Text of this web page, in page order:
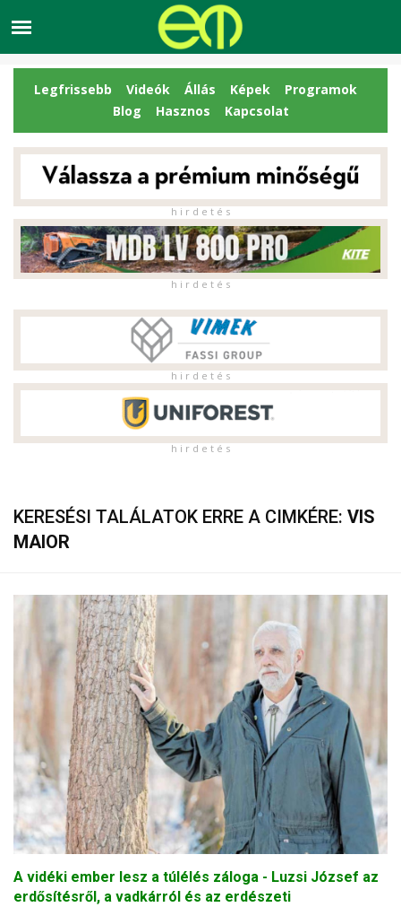
Legfrissebb Videók Állás Képek
Programok
Blog
Hasznos Kapcsolat
h i r d e t é s
h i r d e t é s
h i r d e t é s
h i r d e t é s
KERESÉSI TALÁLATOK ERRE A CIMKÉRE: VIS
MAIOR
A vidéki ember lesz a túlélés záloga - Luzsi József az
erdősítésről, a vadkárról és az erdészeti